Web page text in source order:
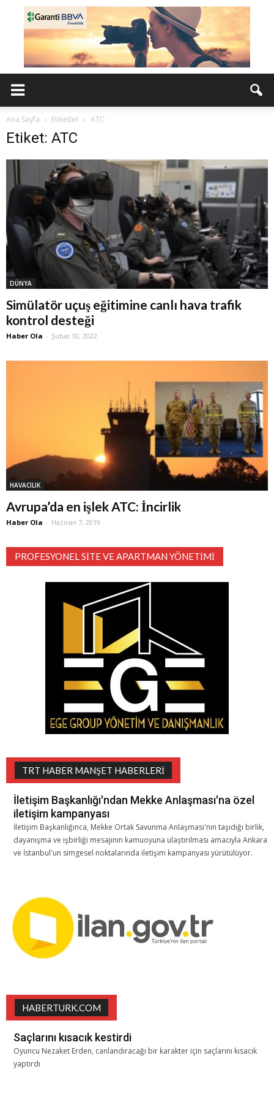
Ana Sayfa Etiketler ATC
Etiket: ATC
DÜNYA
Simülatör uçuş eğitimine canlı hava trafik
kontrol desteği
Haber Ola - Şubat 10, 2022
HAVACILIK
Avrupa’da en işlek ATC: İncirlik
Haber Ola - Haziran 7, 2019
PROFESYONEL SITE VE APARTMAN YÖNETIMI
TRT HABER MANŞET HABERLERI
İletişim Başkanlığı'ndan Mekke Anlaşması'na özel
iletişim kampanyası
İletişim Başkanlığınca, Mekke Ortak Savunma Anlaşması'nın taşıdığı birlik,
dayanışma ve işbirliği mesajının kamuoyuna ulaştırılması amacıyla Ankara
ve İstanbul'un simgesel noktalarında iletişim kampanyası yürütülüyor.
HABERTURK.COM
Saçlarını kısacık kestirdi
Oyuncu Nezaket Erden, canlandıracağı bir karakter için saçlarını kısacık
yaptırdı